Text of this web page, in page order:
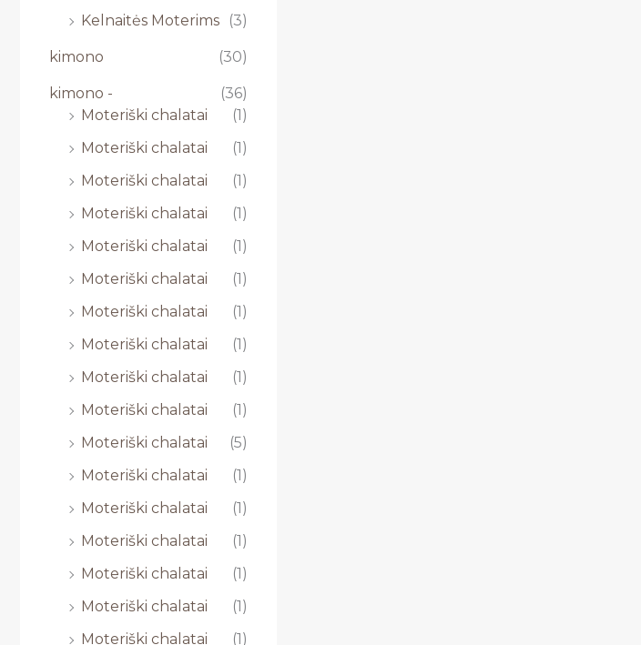
Kelnaitės Moterims
(3)
kimono (30)
kimono -
(36)
Moteriški chalatai
(1)
Moteriški chalatai
(1)
Moteriški chalatai
(1)
Moteriški chalatai
(1)
Moteriški chalatai
(1)
Moteriški chalatai
(1)
Moteriški chalatai
(1)
Moteriški chalatai
(1)
Moteriški chalatai
(1)
Moteriški chalatai
(1)
Moteriški chalatai
(5)
Moteriški chalatai
(1)
Moteriški chalatai
(1)
Moteriški chalatai
(1)
Moteriški chalatai
(1)
Moteriški chalatai
(1)
Moteriški chalatai
(1)